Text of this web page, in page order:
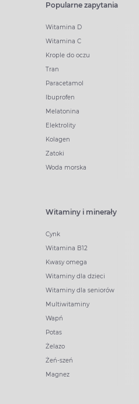
Popularne zapytania
Witamina D
Witamina C
Krople do oczu
Tran
Paracetamol
Ibuprofen
Melatonina
Elektrolity
Kolagen
Zatoki
Woda morska
Witaminy i minerały
Cynk
Witamina B12
Kwasy omega
Witaminy dla dzieci
Witaminy dla seniorów
Multiwitaminy
Wapń
Potas
Żelazo
Żeń-szeń
Magnez